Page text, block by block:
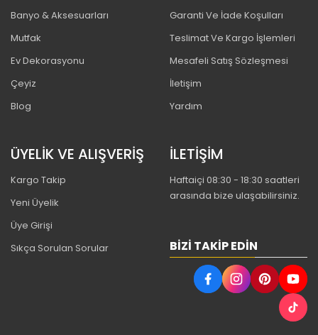
Banyo & Aksesuarları
Mutfak
Ev Dekorasyonu
Çeyiz
Blog
Garanti Ve İade Koşulları
Teslimat Ve Kargo İşlemleri
Mesafeli Satış Sözleşmesi
İletişim
Yardım
ÜYELİK VE ALIŞVERİŞ
Kargo Takip
Yeni Üyelik
Üye Girişi
Sıkça Sorulan Sorular
İLETİŞİM
Haftaiçi 08:30 - 18:30 saatleri
arasında bize ulaşabilirsiniz.
BIZI TAKIP EDIN